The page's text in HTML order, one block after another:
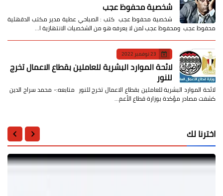
شخصية محفوظ عجب
شخصية محفوظ عجب كتب : الصباحي عطية مدير مكتب الدقهلية
محفوظ عجب ومحفوظ عجب لمن لا يعرفه هو من الشخصيات الانتهازية ا…
23 نوفمبر 2022
لائحة الموارد البشرية للعاملين بقطاع الاعمال تخرج
للنور
لائحة الموارد البشرية للعاملين بقطاع الاعمال تخرج للنور متابعه:- محمد سراج الدين
كشفت مصادر مؤكدة بوزارة قطاع الأعم…
اخترنا لك